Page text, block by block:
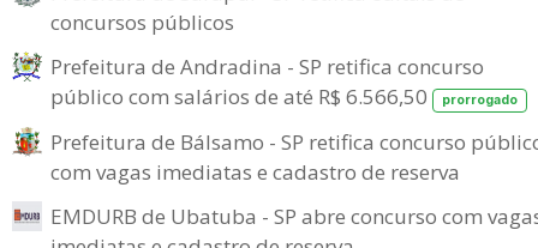
concursos públicos
Prefeitura de Andradina - SP retifica concurso
público com salários de até R$ 6.566,50
prorrogado
Prefeitura de Bálsamo - SP retifica concurso
com vagas imediatas e cadastro de reserva
EMDURB de Ubatuba - SP abre concurso com